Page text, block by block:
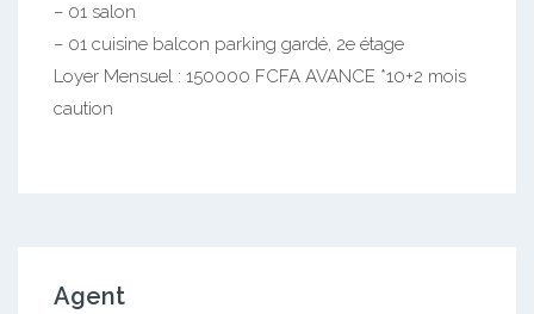
– 01 salon
– 01 cuisine balcon parking gardé, 2e étage
Loyer Mensuel : 150000 FCFA AVANCE *10+2 mois
caution
Agent